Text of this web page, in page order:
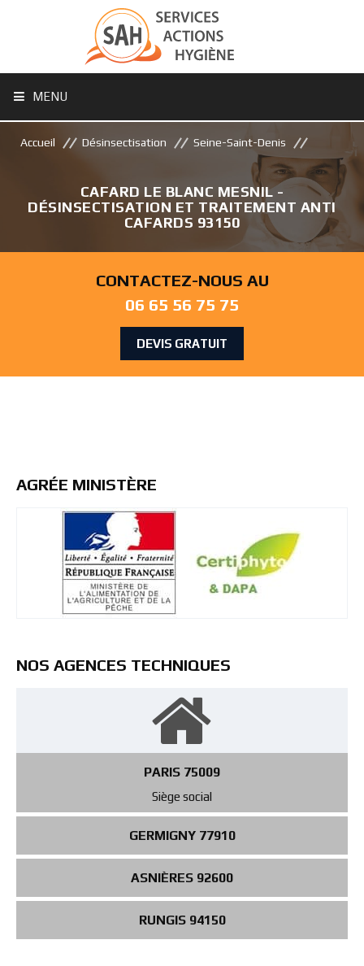
MENU
Accueil Désinsectisation Seine-Saint-Denis
CAFARD LE BLANC MESNIL -
DÉSINSECTISATION ET TRAITEMENT ANTI
CAFARDS 93150
CONTACTEZ-NOUS AU
06 65 56 75 75
DEVIS GRATUIT
AGRÉE MINISTÈRE
NOS AGENCES TECHNIQUES
PARIS 75009
Siège social
GERMIGNY 77910
ASNIÈRES 92600
RUNGIS 94150